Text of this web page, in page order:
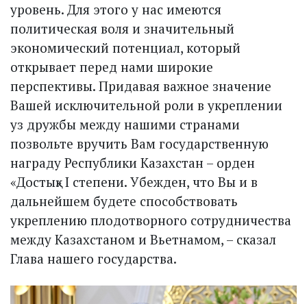
уровень. Для этого у нас имеются
политическая воля и значительный
экономический потенциал, который
открывает перед нами широкие
перспективы. Придавая важное значение
Вашей исключительной роли в укреплении
уз дружбы между нашими странами
позвольте вручить Вам государственную
награду Республики Казахстан – орден
«Достық» I степени. Убежден, что Вы и в
дальнейшем будете способствовать
укреплению плодотворного сотрудничества
между Казахстаном и Вьетнамом, – сказал
Глава нашего государства.